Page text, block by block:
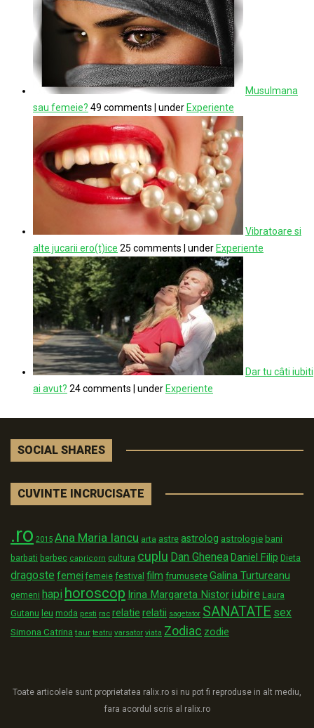
Musulmana
sau femeie? 49 comments under Experiente
Vibratoare si
alte jucarii ero(t)ice 25 comments under Experiente
Dar tu câti iubiti
ai avut? 24 comments under Experiente
SOCIAL SHARES
CUVINTE INCRUCISATE
.ro 2015 Ana Maria Iancu arta astre astrolog astrologie bani
barbati berbec capricorn cultura cuplu Dan Ghenea Daniel Filip Dieta
dragoste femei femeie festival film frumusete Galina Turtureanu
gemeni hapi horoscop Irina Margareta Nistor iubire Laura
Gutanu leu moda pesti rac relatie relatii sagetator SANATATE sex
Simona Catrina taur teatru varsator viata Zodiac zodie
Toate articolele sunt proprietatea ralix.ro si nu pot fi reproduse in alt mediu,
fara acordul scris al ralix.ro